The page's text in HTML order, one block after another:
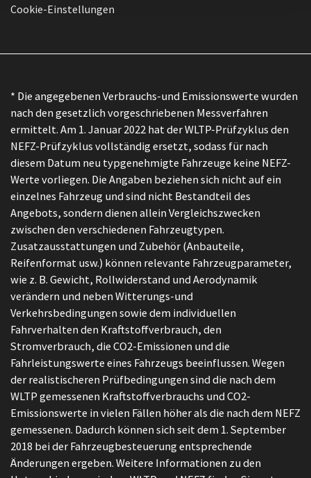
Cookie-Einstellungen
* Die angegebenen Verbrauchs-und Emissionswerte wurden
nach den gesetzlich vorgeschriebenen Messverfahren
ermittelt. Am 1. Januar 2022 hat der WLTP-Prüfzyklus den
NEFZ-Prüfzyklus vollständig ersetzt, sodass für nach
diesem Datum neu typgenehmigte Fahrzeuge keine NEFZ-
Werte vorliegen. Die Angaben beziehen sich nicht auf ein
einzelnes Fahrzeug und sind nicht Bestandteil des
Angebots, sondern dienen allein Vergleichszwecken
zwischen den verschiedenen Fahrzeugtypen.
Zusatzausstattungen und Zubehör (Anbauteile,
Reifenformat usw.) können relevante Fahrzeugparameter,
wie z. B. Gewicht, Rollwiderstand und Aerodynamik
verändern und neben Witterungs-und
Verkehrsbedingungen sowie dem individuellen
Fahrverhalten den Kraftstoffverbrauch, den
Stromverbrauch, die CO2-Emissionen und die
Fahrleistungswerte eines Fahrzeugs beeinflussen. Wegen
der realistischeren Prüfbedingungen sind die nach dem
WLTP gemessenen Kraftstoffverbrauchs und CO2-
Emissionswerte in vielen Fällen höher als die nach dem NEFZ
gemessenen. Dadurch können sich seit dem 1. September
2018 bei der Fahrzeugbesteuerung entsprechende
Änderungen ergeben. Weitere Informationen zu den